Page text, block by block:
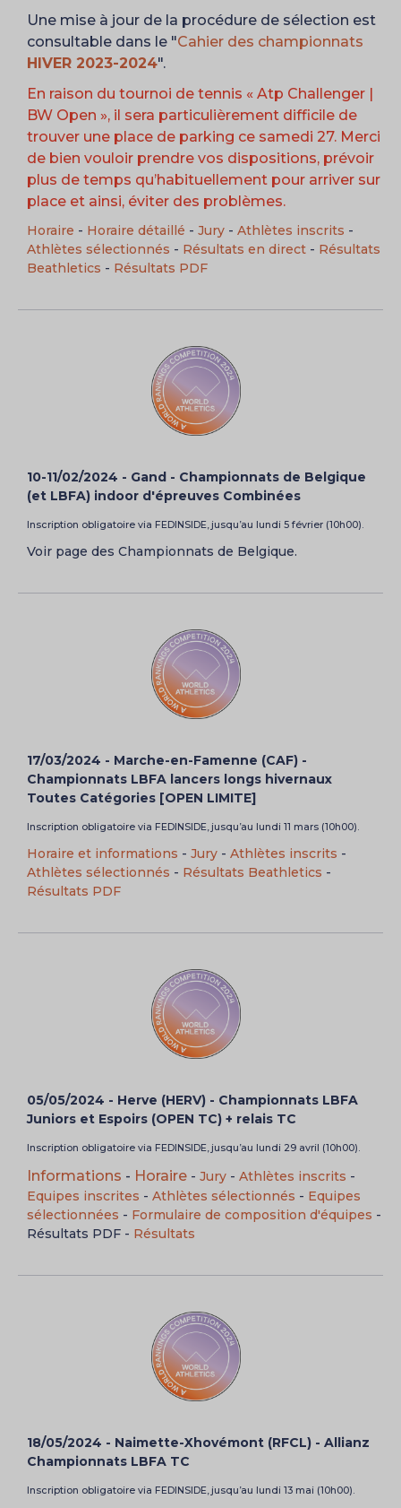
Une mise à jour de la procédure de sélection est
consultable dans le "Cahier des championnats
HIVER 2023-2024".
En raison du tournoi de tennis « Atp Challenger |
BW Open », il sera particulièrement difficile de
trouver une place de parking ce samedi 27. Merci
de bien vouloir prendre vos dispositions, prévoir
plus de temps qu’habituellement pour arriver sur
place et ainsi, éviter des problèmes.
Horaire - Horaire détaillé - Jury - Athlètes inscrits -
Athlètes sélectionnés - Résultats en direct - Résultats
Beathletics - Résultats PDF
10-11/02/2024 - Gand - Championnats de Belgique
(et LBFA) indoor d'épreuves Combinées
Inscription obligatoire via FEDINSIDE, jusqu’au lundi 5 février (10h00).
Voir page des Championnats de Belgique.
17/03/2024 - Marche-en-Famenne (CAF) -
Championnats LBFA lancers longs hivernaux
Toutes Catégories [OPEN LIMITE]
Inscription obligatoire via FEDINSIDE, jusqu’au lundi 11 mars (10h00).
Horaire et informations - Jury - Athlètes inscrits -
Athlètes sélectionnés - Résultats Beathletics -
Résultats PDF
05/05/2024 - Herve (HERV) - Championnats LBFA
Juniors et Espoirs (OPEN TC) + relais TC
Inscription obligatoire via FEDINSIDE, jusqu’au lundi 29 avril (10h00).
Informations - Horaire - Jury - Athlètes inscrits -
Equipes inscrites - Athlètes sélectionnés - Equipes
sélectionnées - Formulaire de composition d'équipes -
Résultats PDF - Résultats
18/05/2024 - Naimette-Xhovémont (RFCL) - Allianz
Championnats LBFA TC
Inscription obligatoire via FEDINSIDE, jusqu’au lundi 13 mai (10h00).